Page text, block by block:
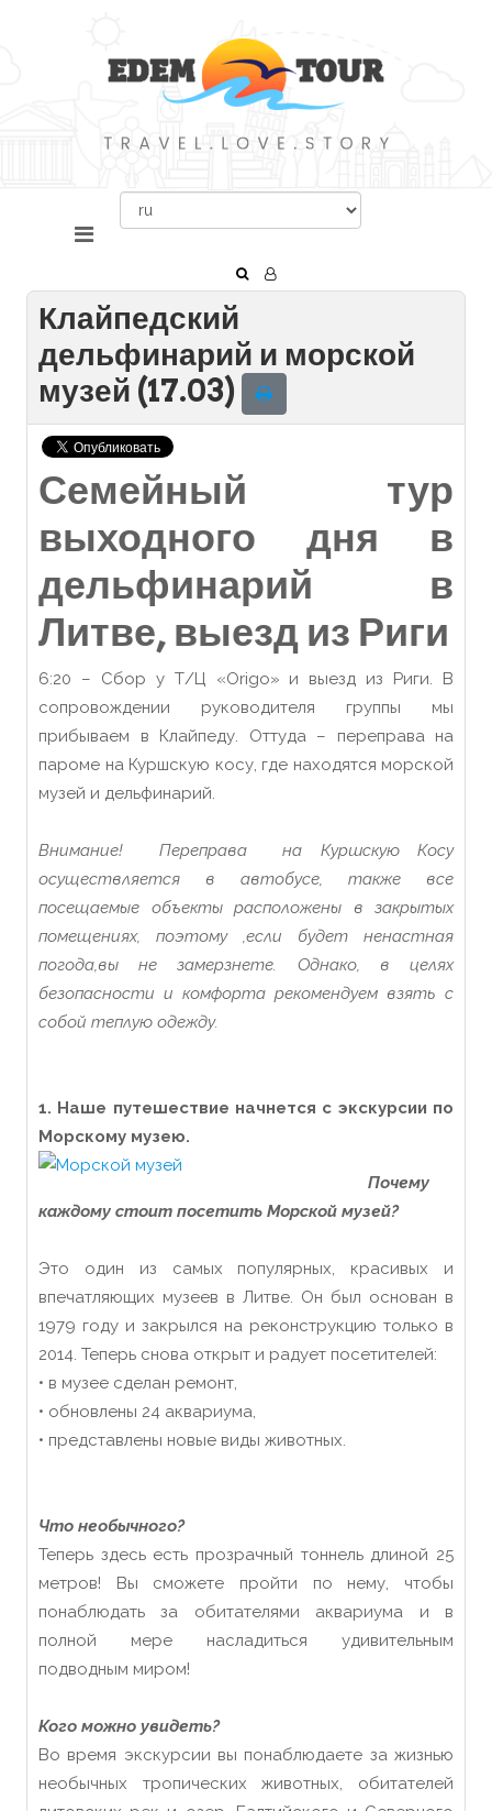
Клайпедский
дельфинарий и морской
музей (17.03)
Семейный тур
выходного дня в
дельфинарий в
Литве, выезд из Риги
6:20 – Сбор у Т/Ц «Origo» и выезд из Риги. В
сопровождении руководителя группы мы
прибываем в Клайпеду. Оттуда – переправа на
пароме на Куршскую косу, где находятся морской
музей и дельфинарий.
Внимание! Переправа на Куршскую Косу
осуществляется в автобусе, также все
посещаемые объекты расположены в закрытых
помещениях, поэтому ,если будет ненастная
погода,вы не замерзнете. Однако, в целях
безопасности и комфорта рекомендуем взять с
собой теплую одежду.
1. Наше путешествие начнется с экскурсии по
Морскому музею.
Почему
каждому стоит посетить Морской музей?
Это один из самых популярных, красивых и
впечатляющих музеев в Литве. Он был основан в
1979 году и закрылся на реконструкцию только в
2014. Теперь снова открыт и радует посетителей:
• в музее сделан ремонт,
• обновлены 24 аквариума,
• представлены новые виды животных.
Что необычного?
Теперь здесь есть прозрачный тоннель длиной 25
метров! Вы сможете пройти по нему, чтобы
понаблюдать за обитателями аквариума и в
полной мере насладиться удивительным
подводным миром!
Кого можно увидеть?
Во время экскурсии вы понаблюдаете за жизнью
необычных тропических животных, обитателей